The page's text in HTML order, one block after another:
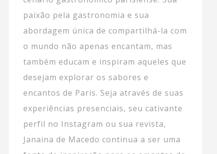
paixão pela gastronomia e sua
abordagem única de compartilhá-la com
o mundo não apenas encantam, mas
também educam e inspiram aqueles que
desejam explorar os sabores e
encantos de Paris. Seja através de suas
experiências presenciais, seu cativante
perfil no Instagram ou sua revista,
Janaina de Macedo continua a ser uma